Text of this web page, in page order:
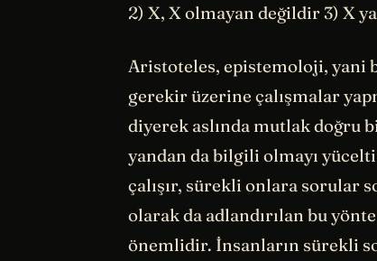
2) X, X olmayan değildir 3) X
Aristoteles, epistemoloji, yani
gerekir üzerine çalışmalar
diyerek aslında mutlak doğru
yandan da bilgili olmayı
çalışır, sürekli onlara sorular
olarak da adlandırılan bu
önemlidir. İnsanların sürekli